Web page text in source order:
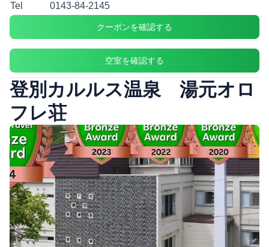
Tel
0143-84-2145
クーポンを確認する
空室を確認する
登別カルルス温泉 湯元オロ
フレ荘